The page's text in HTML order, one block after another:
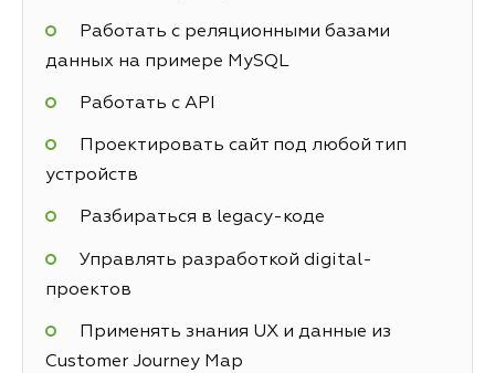
Работать с реляционными базами
данных на примере MySQL
Работать с API
Проектировать сайт под любой тип
устройств
Разбираться в legacy-коде
Управлять разработкой digital-
проектов
Применять знания UX и данные из
Customer Journey Map